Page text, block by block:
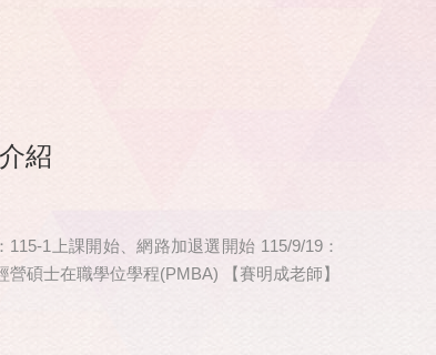
紹
1上課開始、網路加退選開始 115/9/19：
碩士在職學位學程(PMBA) 【賽明成老師】